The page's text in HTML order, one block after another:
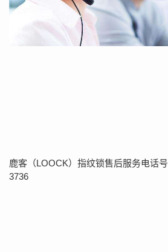
鹿客（LOOCK）指纹锁售后服务电话
3736